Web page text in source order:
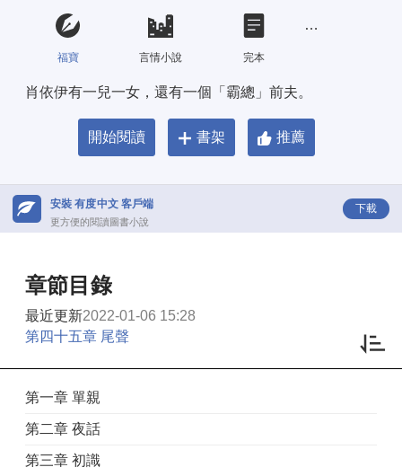
福寶 言情小說 完本
肖依伊有一兒一女，還有一個「霸總」前夫。
開始閱讀 書架 推薦
安裝 有度中文 客戶端
更方便的閱讀圖書小說
下載
章節目錄
最近更新2022-01-06 15:28
第四十五章 尾聲
第一章 單親
第二章 夜話
第三章 初識